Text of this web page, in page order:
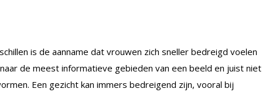
is de aanname dat vrouwen zich sneller bedreigd voelen
de meest informatieve gebieden van een beeld en juist niet
Een gezicht kan immers bedreigend zijn, vooral bij